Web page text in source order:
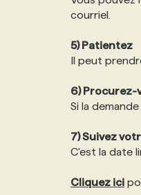
courriel.
5) Patientez
Il peut
6) Procurez-
Si la
7) Suivez
C'est la date
Cliquez ici